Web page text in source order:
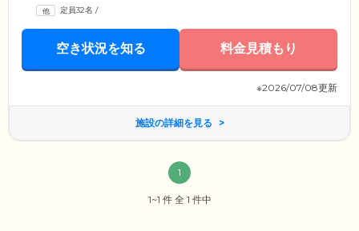
定員32名 /
空き状況を知る 料金見積もり
※2026/07/08更新
施設の詳細を見る
1
1~1 件 全 1 件中